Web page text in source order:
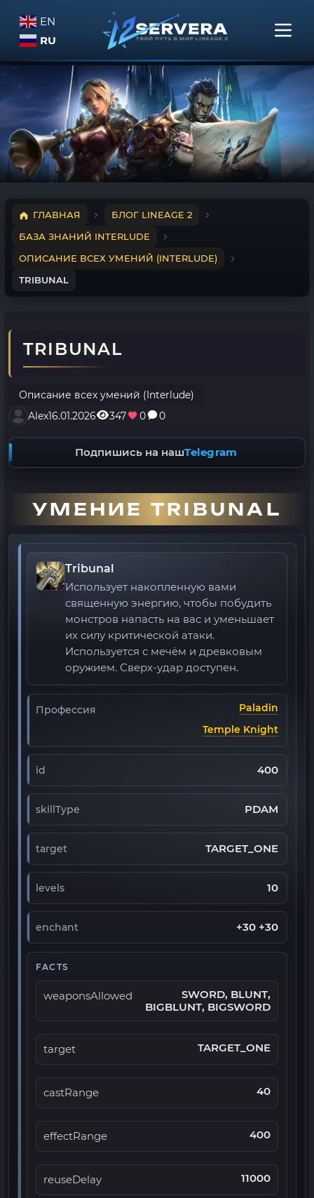
EN
RU
ГЛАВНАЯ
БЛОГ LINEAGE 2
БАЗА ЗНАНИЙ INTERLUDE
ОПИСАНИЕ ВСЕХ УМЕНИЙ (INTERLUDE)
TRIBUNAL
TRIBUNAL
Описание всех умений (Interlude)
Alex16.01.2026 347 0 0
Подпишись на нашTelegram
УМЕНИЕ TRIBUNAL
Tribunal
Использует накопленную вами
священную энергию, чтобы побудить
монстров напасть на вас и уменьшает
их силу критической атаки.
Используется с мечём и древковым
оружием. Сверх-удар доступен.
Профессия
Paladin
Temple Knight
id 400
skillType PDAM
target TARGET_ONE
levels 10
enchant +30 +30
FACTS
weaponsAllowed
SWORD, BLUNT,
BIGBLUNT, BIGSWORD
target TARGET_ONE
castRange 40
effectRange 400
reuseDelay 11000